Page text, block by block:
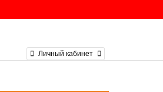
Личный кабинет